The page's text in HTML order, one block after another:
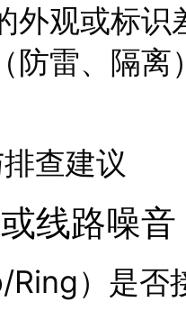
外观或标
防雷、隔
查建议
线路噪音
）是否